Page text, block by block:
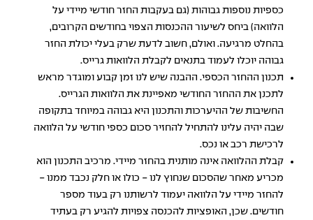
כספיות נוספות גבוהות (גם בעקבות החזר חודשי מיידי על
הלוואה) ביחס לשיעור ההכנסות הצפוי בחודשים הקרובים,
בהחלט מרגיעה. ואולם, חשוב לדעת שרק בעלי יכולת החזר
גבוהה יוכלו לעמוד בתנאים לקבלת הלוואות גרייס.
תכנון ההחזר הכספי. ההבנה שיש לנו זמן קבוע ומוגדר מראש
לתכנן את ההחזר החודשי מאפיינת את הלוואות הגרייס.
החשיבות של ההיערכות והתכנון היא גבוהה במיוחד בתקופה
שבה יהיה עלינו להתחיל להחזיר סכום כספי חודשי על הלוואה
לרכישת רכב או נכס.
קבלת ההלוואה אינה מותנית בהחזר מיידי. מרכיב התכנון הוא
מכריע מאחר שהסכום שנחוץ לנו - כולו או חלק נכבד ממנו -
להחזר מיידי על הלוואה יעמוד לרשותנו רק בעוד מספר
חודשים. שכן, האופציות להכנסה צפויות להגיע רק בעתיד